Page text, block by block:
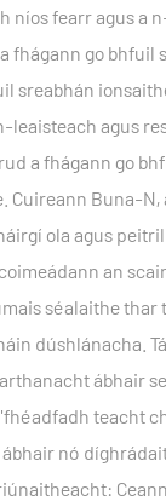
níos fearr agus a
fhágann go bhfuil
sreabhán
leaisteach agus
a fhágann go
Cuireann Buna-
ola agus
an
séalaithe
dúshlánacha.
ábhair
teacht
nó